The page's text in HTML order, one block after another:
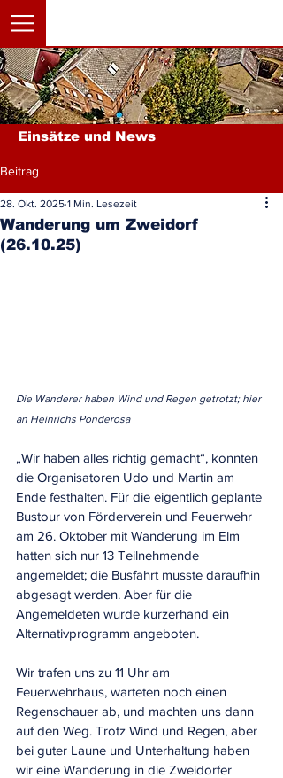
Einsätze und News
Beitrag
Wanderung um Zweidorf
(26.10.25)
28. Okt. 2025 1 Min. Lesezeit
Die Wanderer haben Wind und Regen getrotzt; hier
an Heinrichs Ponderosa
„Wir haben alles richtig gemacht“, konnten
die Organisatoren Udo und Martin am
Ende festhalten. Für die eigentlich geplante
Bustour von Förderverein und Feuerwehr
am 26. Oktober mit Wanderung im Elm
hatten sich nur 13 Teilnehmende
angemeldet; die Busfahrt musste daraufhin
abgesagt werden. Aber für die
Angemeldeten wurde kurzerhand ein
Alternativprogramm angeboten.
Wir trafen uns zu 11 Uhr am
Feuerwehrhaus, warteten noch einen
Regenschauer ab, und machten uns dann
auf den Weg. Trotz Wind und Regen, aber
bei guter Laune und Unterhaltung haben
wir eine Wanderung in die Zweidorfer